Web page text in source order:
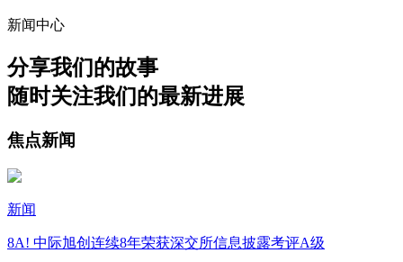
新闻中心
分享我们的故事
随时关注我们的最新进展
焦点新闻
新闻
8A! 中际旭创连续8年荣获深交所信息披露考评A级